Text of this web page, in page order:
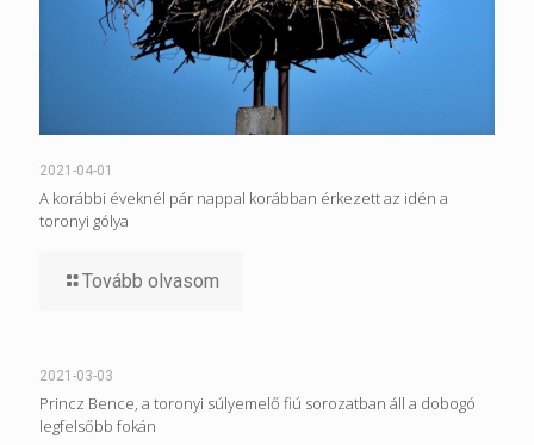
2021-04-01
A korábbi éveknél pár nappal korábban érkezett az idén a
toronyi gólya
Tovább olvasom
2021-03-03
Princz Bence, a toronyi súlyemelő fiú sorozatban áll a dobogó
legfelsőbb fokán